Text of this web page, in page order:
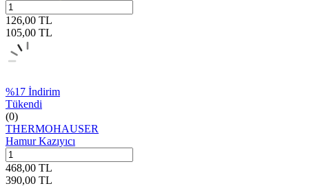
126,00 TL
105,00 TL
%17 İndirim
Tükendi
(0)
THERMOHAUSER
Hamur Kazıyıcı
468,00 TL
390,00 TL